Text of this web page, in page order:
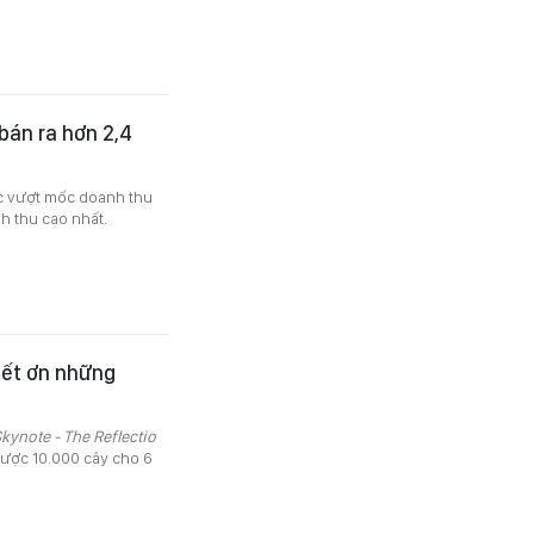
ra hơn 2,4
mốc doanh thu
thu cao nhất.
ơn những
- The Reflectio
10.000 cây cho 6